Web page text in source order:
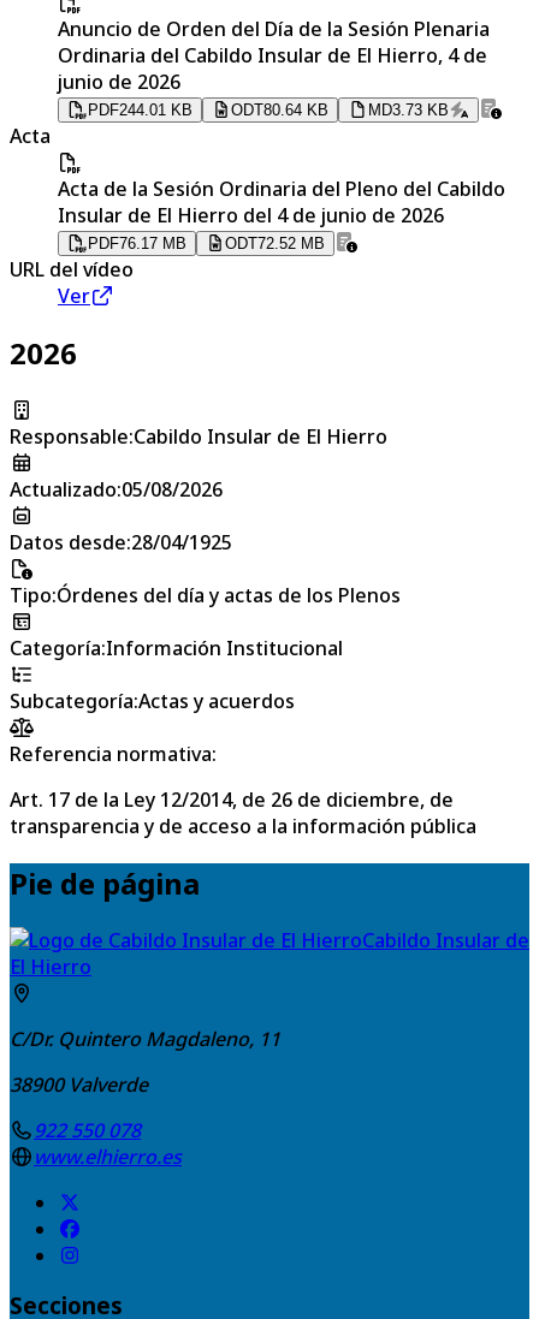
Anuncio de Orden del Día de la Sesión Plenaria
Ordinaria del Cabildo Insular de El Hierro, 4 de
junio de 2026
PDF244.01 KB ODT80.64 KB MD3.73 KB
Acta
Acta de la Sesión Ordinaria del Pleno del Cabildo
Insular de El Hierro del 4 de junio de 2026
PDF76.17 MB ODT72.52 MB
URL del vídeo
Ver
2026
Responsable:Cabildo Insular de El Hierro
Actualizado:05/08/2026
Datos desde:28/04/1925
Tipo:Órdenes del día y actas de los Plenos
Categoría:Información Institucional
Subcategoría:Actas y acuerdos
Referencia normativa:
Art. 17 de la Ley 12/2014, de 26 de diciembre, de
transparencia y de acceso a la información pública
Pie de página
Cabildo Insular de
El Hierro
C/Dr. Quintero Magdaleno, 11
38900 Valverde
922 550 078
www.elhierro.es
Secciones